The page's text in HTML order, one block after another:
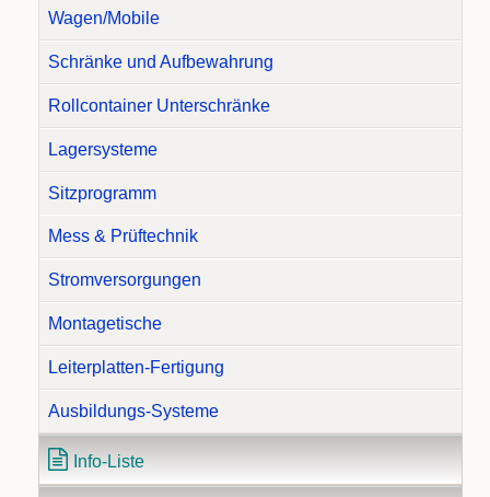
Wagen/Mobile
Schränke und Aufbewahrung
Rollcontainer Unterschränke
Lagersysteme
Sitzprogramm
Mess & Prüftechnik
Stromversorgungen
Montagetische
Leiterplatten-Fertigung
Ausbildungs-Systeme
Info-Liste